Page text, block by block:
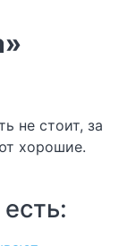
не стоит, за
хорошие.